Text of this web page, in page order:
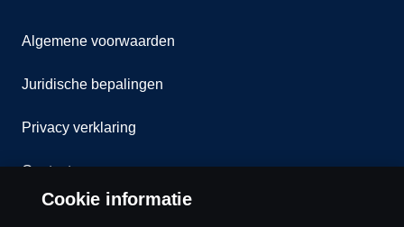
Algemene voorwaarden
Juridische bepalingen
Privacy verklaring
Contact
Cookie informatie